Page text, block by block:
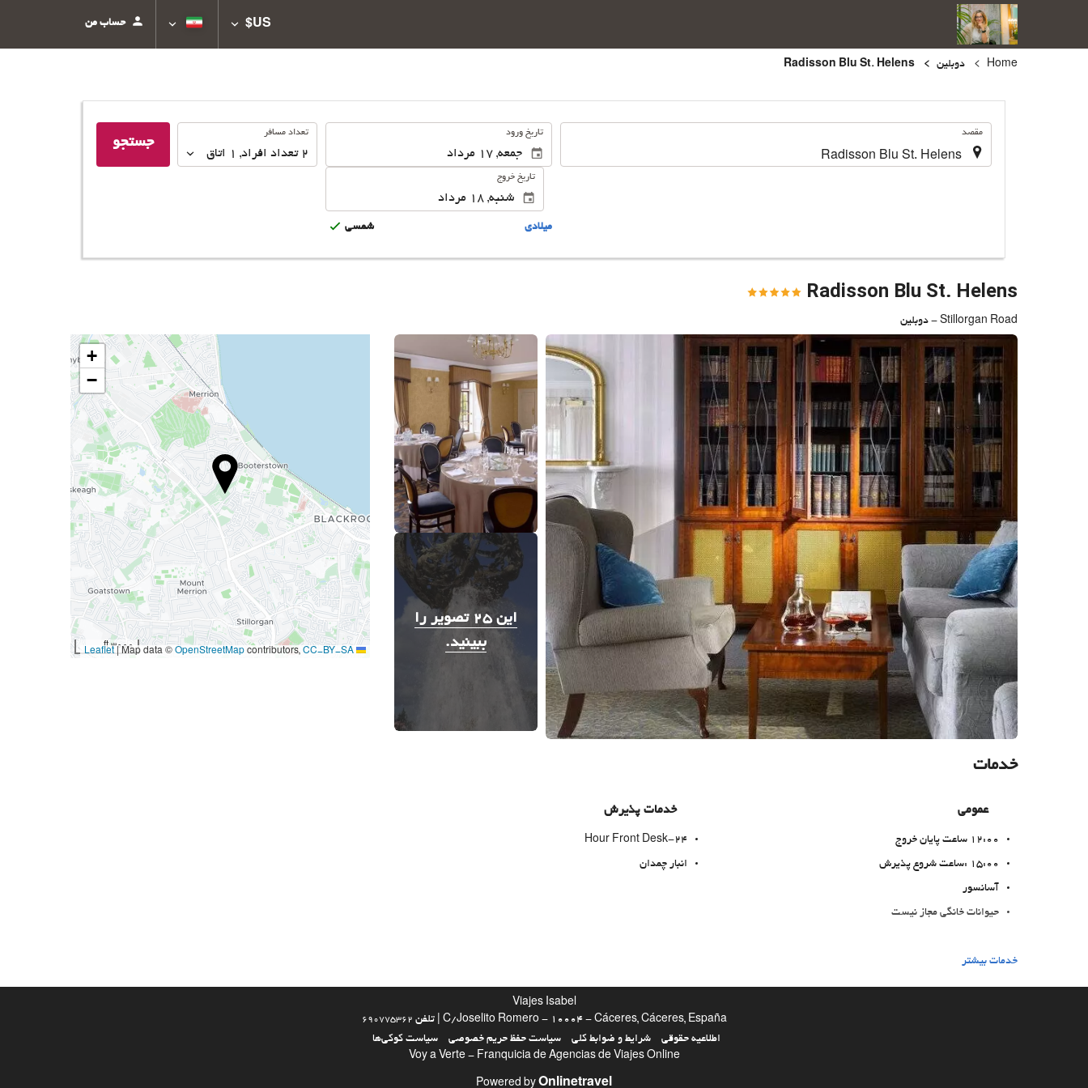
US$ حساب من
Home دوبلین
مقصد تاریخ ورود
تاریخ خروج
ميلادى شمسى
تعداد
تعداد مسافر
2 تعداد افراد ,
1 اتاق
جستجو
Radisson Blu St. Helens
Stillorgan Road - دوبلین
این 25 تصویر را
ببینید.
این 25 تصویر را ببینید.
خدمات
عمومی
12:00 ساعت پایان خروج
15:00 :ساعت شروع پذیرش
آسانسور
حیوانات خانگی مجاز نیست
خدمات پذیرش
24-Hour Front Desk
انبار چمدان
غذا و نوشیدنی
رستوران آلاکارته پارکینگ
اینترنت
خدمات بیشتر
+
−
3000 ft
|Map data © OpenStreetMap contributors, CC-BY-SA
Viajes Isabel
C/Joselito Romero - 10004 - Cáceres, Cáceres, España | تلفن
690775362
اطلاعیه حقوقی شرایط و ضوابط کلی سیاست حفظ حریم خصوصی
سیاست کوکی‌ها
Voy a Verte - Franquicia de Agencias de Viajes Online
Powered by Onlinetravel